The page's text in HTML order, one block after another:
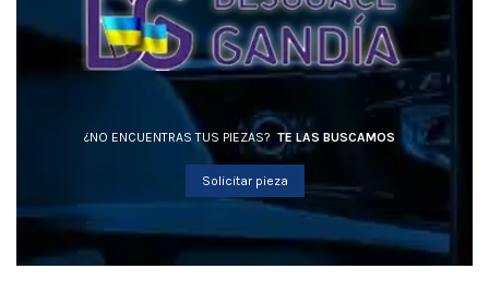
¿NO ENCUENTRAS TUS PIEZAS? TE LAS BUSCAMOS
Solicitar pieza